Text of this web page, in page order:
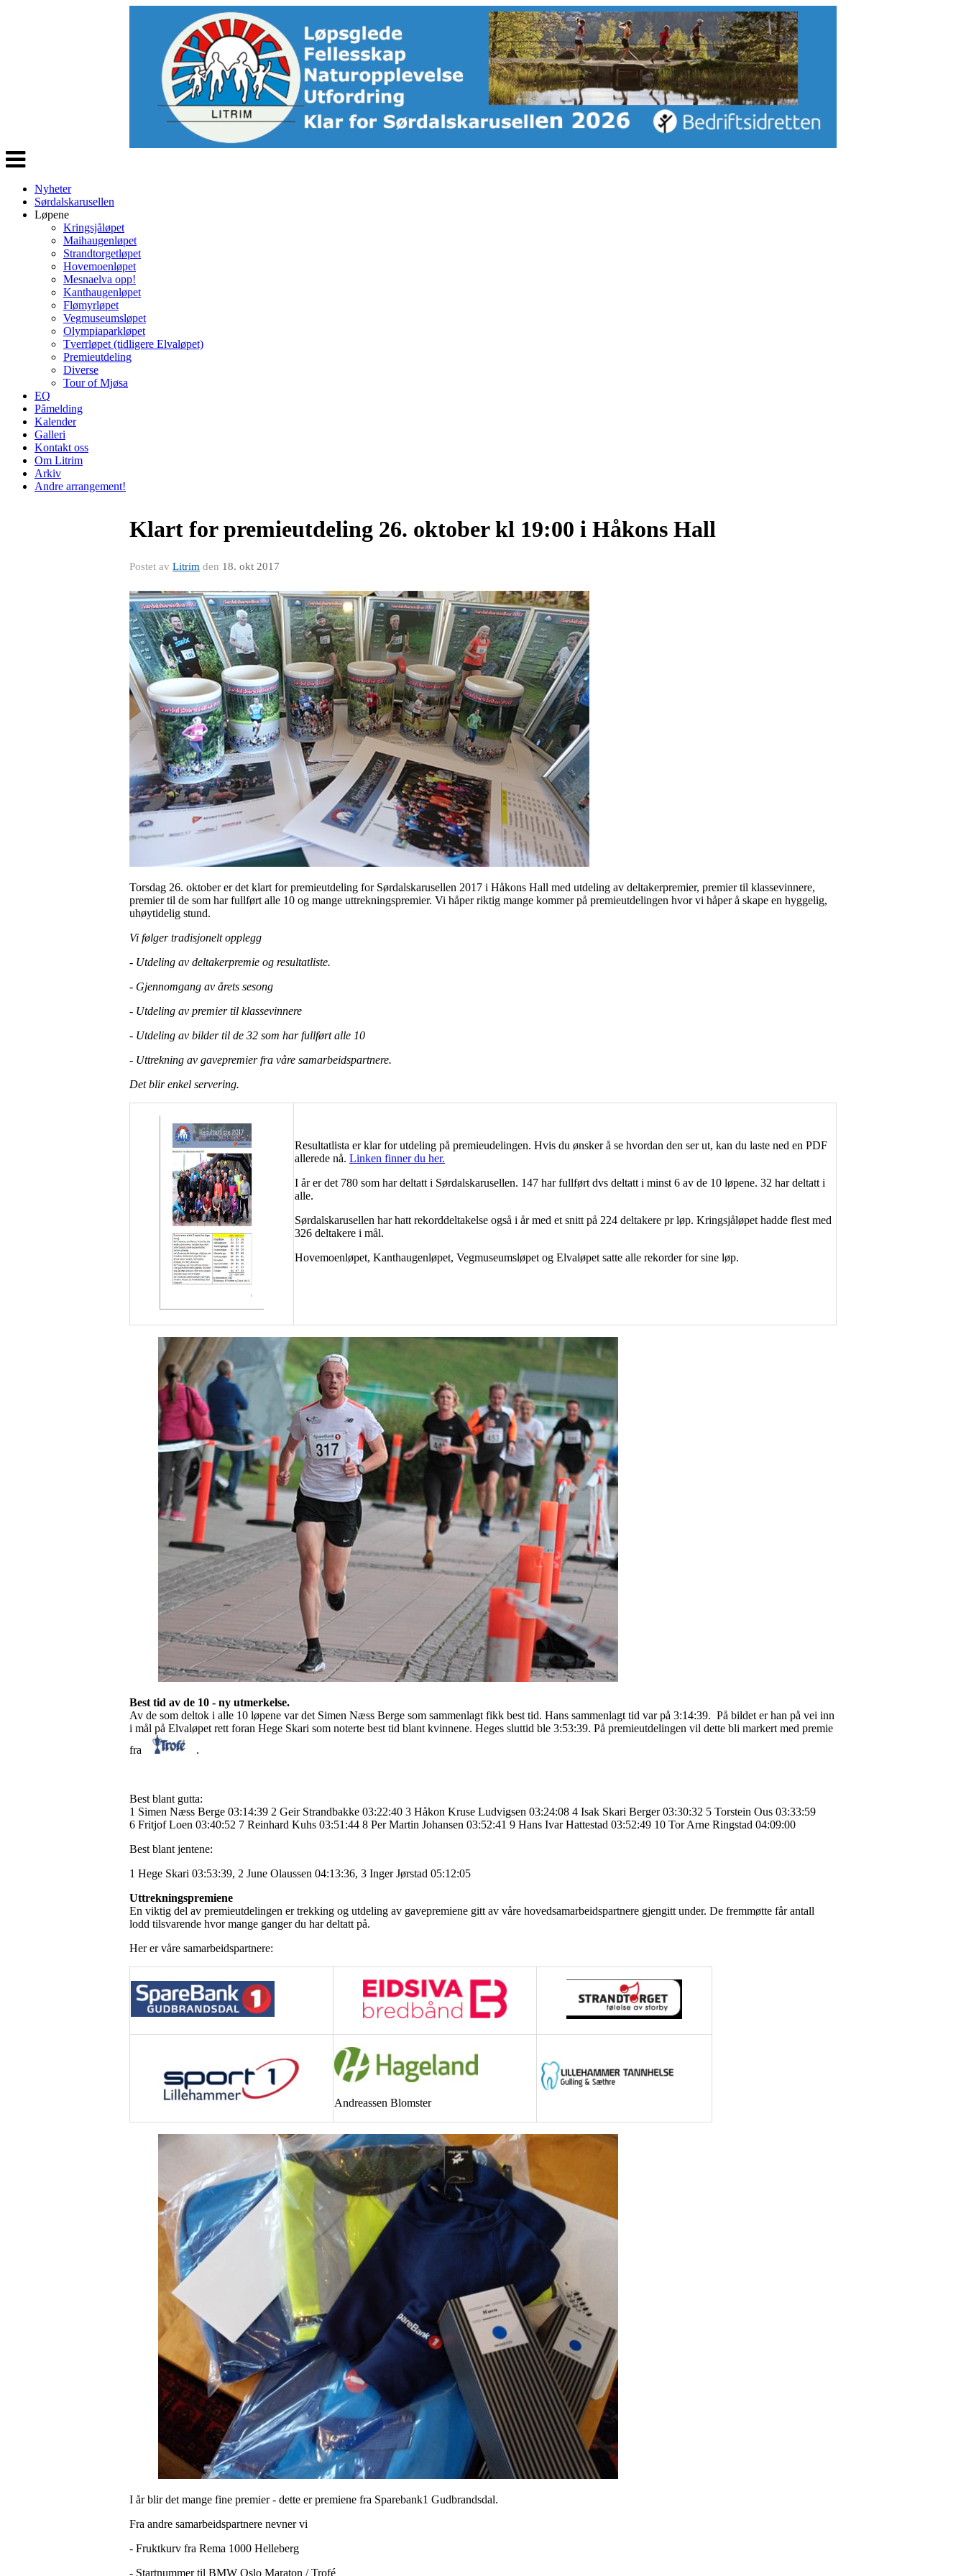
Veksle
navigasjon
Nyheter
Sørdalskarusellen
Løpene
Kringsjåløpet
Maihaugenløpet
Strandtorgetløpet
Hovemoenløpet
Mesnaelva opp!
Kanthaugenløpet
Flømyrløpet
Vegmuseumsløpet
Olympiaparkløpet
Tverrløpet (tidligere Elvaløpet)
Premieutdeling
Diverse
Tour of Mjøsa
EQ
Påmelding
Kalender
Galleri
Kontakt oss
Om Litrim
Arkiv
Andre arrangement!
Klart for premieutdeling 26. oktober kl 19:00 i Håkons Hall
Postet av Litrim den 18. okt 2017
Torsdag 26. oktober er det klart for premieutdeling for Sørdalskarusellen 2017 i Håkons Hall med utdeling av deltakerpremier, premier til klassevinnere,
premier til de som har fullført alle 10 og mange uttrekningspremier. Vi håper riktig mange kommer på premieutdelingen hvor vi håper å skape en hyggelig,
uhøytidelig stund.
Vi følger tradisjonelt opplegg
- Utdeling av deltakerpremie og resultatliste.
- Gjennomgang av årets sesong
- Utdeling av premier til klassevinnere
- Utdeling av bilder til de 32 som har fullført alle 10
- Uttrekning av gavepremier fra våre samarbeidspartnere.
Det blir enkel servering.
Resultatlista er klar for utdeling på premieudelingen. Hvis du ønsker å se hvordan den ser ut, kan du laste ned en PDF
allerede nå. Linken finner du her.
I år er det 780 som har deltatt i Sørdalskarusellen. 147 har fullført dvs deltatt i minst 6 av de 10 løpene. 32 har deltatt i
alle.
Sørdalskarusellen har hatt rekorddeltakelse også i år med et snitt på 224 deltakere pr løp. Kringsjåløpet hadde flest med
326 deltakere i mål.
Hovemoenløpet, Kanthaugenløpet, Vegmuseumsløpet og Elvaløpet satte alle rekorder for sine løp.
Best tid av de 10 - ny utmerkelse.
Av de som deltok i alle 10 løpene var det Simen Næss Berge som sammenlagt fikk best tid. Hans sammenlagt tid var på 3:14:39. På bildet er han på vei inn
i mål på Elvaløpet rett foran Hege Skari som noterte best tid blant kvinnene. Heges sluttid ble 3:53:39. På premieutdelingen vil dette bli markert med premie
fra
.
Best blant gutta:
1 Simen Næss Berge 03:14:39 2 Geir Strandbakke 03:22:40 3 Håkon Kruse Ludvigsen 03:24:08 4 Isak Skari Berger 03:30:32 5 Torstein Ous 03:33:59
6 Fritjof Loen 03:40:52 7 Reinhard Kuhs 03:51:44 8 Per Martin Johansen 03:52:41 9 Hans Ivar Hattestad 03:52:49 10 Tor Arne Ringstad 04:09:00
Best blant jentene:
1 Hege Skari 03:53:39, 2 June Olaussen 04:13:36, 3 Inger Jørstad 05:12:05
Uttrekningspremiene
En viktig del av premieutdelingen er trekking og utdeling av gavepremiene gitt av våre hovedsamarbeidspartnere gjengitt under. De fremmøtte får antall
lodd tilsvarende hvor mange ganger du har deltatt på.
Her er våre samarbeidspartnere:
Andreassen Blomster
I år blir det mange fine premier - dette er premiene fra Sparebank1 Gudbrandsdal.
Fra andre samarbeidspartnere nevner vi
- Fruktkurv fra Rema 1000 Helleberg
- Startnummer til BMW Oslo Maraton / Trofé